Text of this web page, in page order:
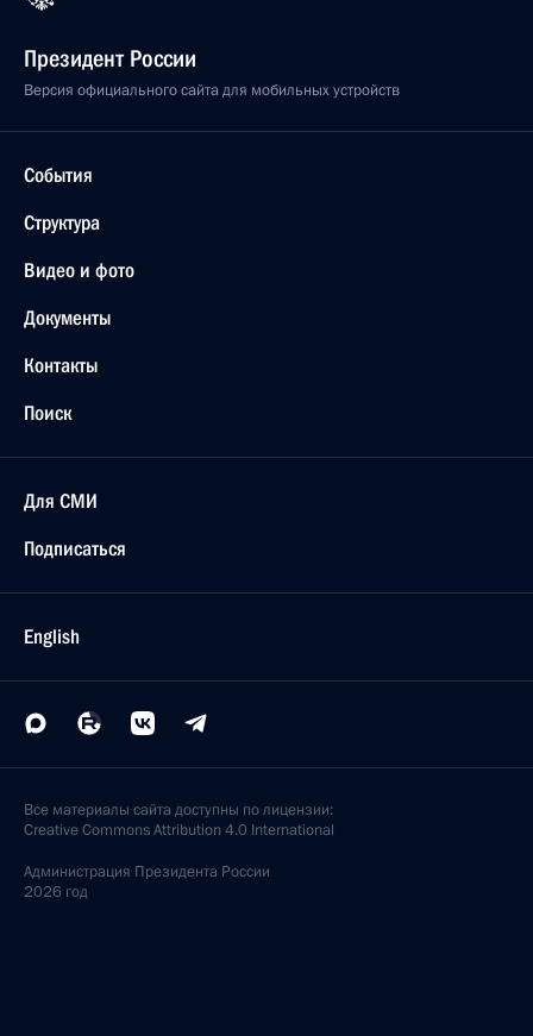
Президент России
Версия официального сайта для мобильных устройств
События
Структура
Видео и фото
Документы
Контакты
Поиск
Для СМИ
Подписаться
English
Все материалы сайта доступны по лицензии:
Creative Commons Attribution 4.0 International
Администрация Президента России
2026 год